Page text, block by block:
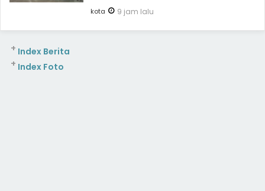
kota 9 jam lalu
Index Berita
+
Index Foto
+